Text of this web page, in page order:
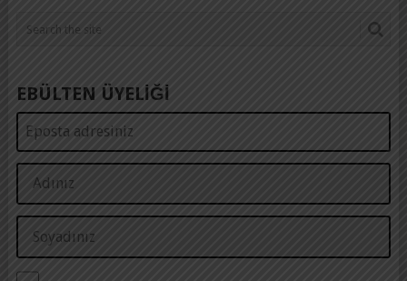
EBÜLTEN ÜYELİĞİ